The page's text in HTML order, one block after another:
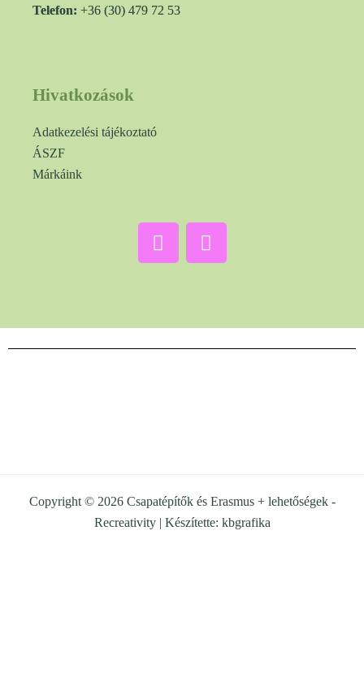
Telefon: +36 (30) 479 72 53
Hivatkozások
Adatkezelési tájékoztató
ÁSZF
Márkáink
F
a
o
o
I
n
g
r
Copyright © 2026 Csapatépítők és Erasmus + lehetőségek -
Recreativity | Készítette: kbgrafika